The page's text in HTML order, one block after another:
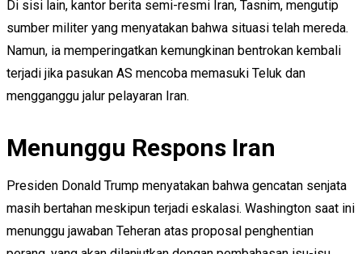
Di sisi lain, kantor berita semi-resmi Iran, Tasnim, mengutip
sumber militer yang menyatakan bahwa situasi telah mereda.
Namun, ia memperingatkan kemungkinan bentrokan kembali
terjadi jika pasukan AS mencoba memasuki Teluk dan
mengganggu jalur pelayaran Iran.
Menunggu Respons Iran
Presiden Donald Trump menyatakan bahwa gencatan senjata
masih bertahan meskipun terjadi eskalasi. Washington saat ini
menunggu jawaban Teheran atas proposal penghentian